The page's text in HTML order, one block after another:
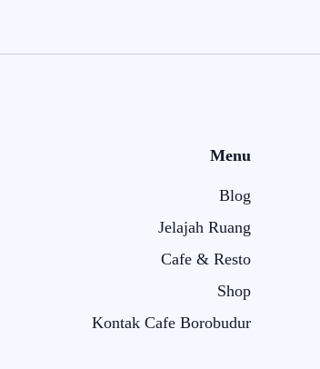
Menu
Blog
Jelajah Ruang
Cafe & Resto
Shop
Kontak Cafe Borobudur